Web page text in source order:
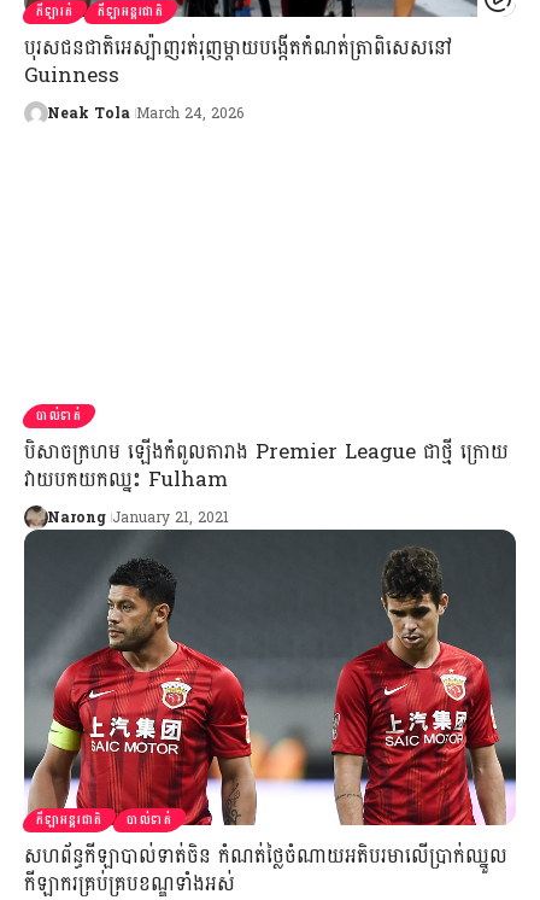
កីឡារត់ កីឡាអន្តរជាតិ
បុរសជនជាតិអេស្ប៉ាញរត់រុញម្ដាយបង្កើតកំណត់ត្រាពិសេសនៅ
Guinness
Neak Tola March 24, 2026
បាល់ទាត់
បិសាចក្រហម ឡើងកំពូលតារាង Premier League ជាថ្មី ក្រោយ
វាយបកយកឈ្នះ Fulham
Narong January 21, 2021
កីឡាអន្តរជាតិ បាល់ទាត់
សហព័ន្ធកីឡាបាល់ទាត់ចិន កំណត់ថ្លៃចំណាយអតិបរមាលើប្រាក់ឈ្នួល
កីឡាករគ្រប់គ្របខណ្ឌទាំងអស់